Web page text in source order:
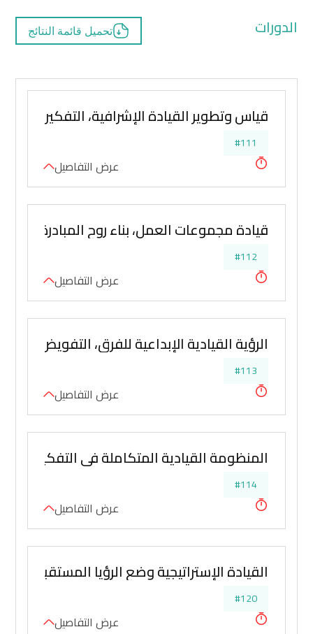
الدورات تحميل قائمة النتائج
قياس وتطوير القيادة الإشرافية، التفكير
#111
عرض التفاصيل
قيادة مجموعات العمل، بناء روح المبادرة
#112
عرض التفاصيل
الرؤية القيادية الإبداعية للفرق، التفويض
#113
عرض التفاصيل
المنظومة القيادية المتكاملة في التفكير
#114
عرض التفاصيل
القيادة الإستراتيجية وضع الرؤيا المستقبلية
#120
عرض التفاصيل